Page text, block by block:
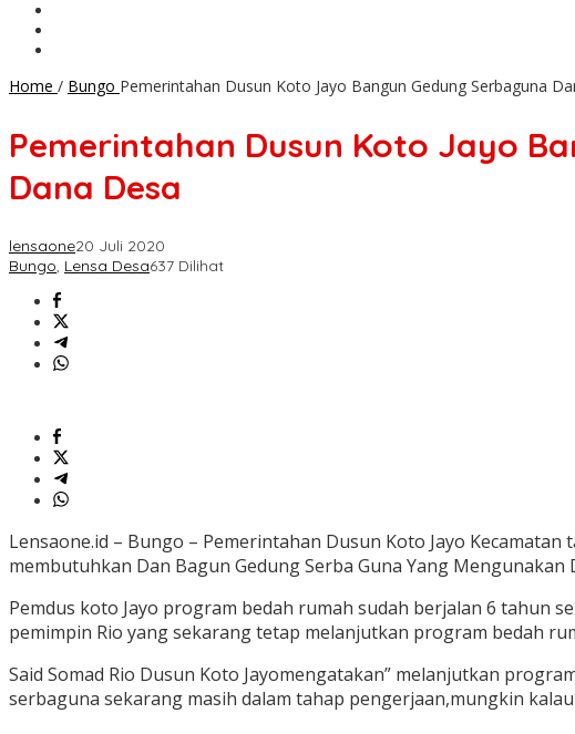
Home / Bungo Pemerintahan Dusun Koto Jayo Bangun Gedung Serbaguna
Pemerintahan Dusun Koto Jayo
Dana Desa
lensaone20 Juli 2020
Bungo, Lensa Desa637 Dilihat
Lensaone.id – Bungo – Pemerintahan Dusun Koto Jayo
membutuhkan Dan Bagun Gedung Serba Guna Yang Mengunakan
Pemdus koto Jayo program bedah rumah sudah berjalan 6 tahun
pemimpin Rio yang sekarang tetap melanjutkan program bedah
Said Somad Rio Dusun Koto Jayomengatakan” melanjutkan
serbaguna sekarang masih dalam tahap pengerjaan,mungkin